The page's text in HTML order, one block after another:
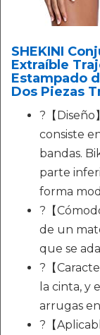
SHEKINI
Extraíble
Estampado
Dos Piezas
?【
consiste
bandas.
parte
forma
?【
de un
que se
?【
la cinta, y
arrugas
?【